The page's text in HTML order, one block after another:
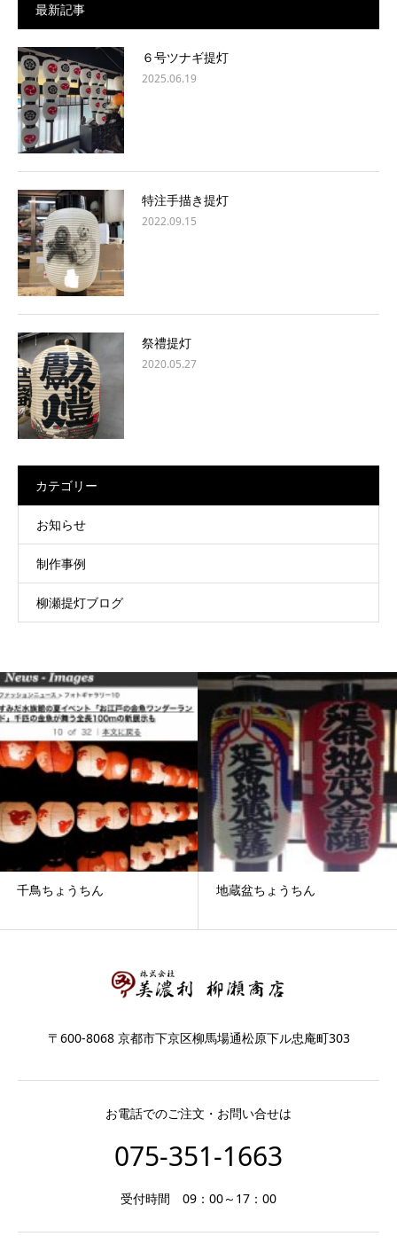
最新記事
６号ツナギ提灯
2025.06.19
特注手描き提灯
2022.09.15
祭禮提灯
2020.05.27
カテゴリー
お知らせ
制作事例
柳瀬提灯ブログ
千鳥ちょうちん 地蔵盆ちょうちん
〒600-8068 京都市下京区柳馬場通松原下ル忠庵町303
お電話でのご注文・お問い合せは
075-351-1663
受付時間 09：00～17：00